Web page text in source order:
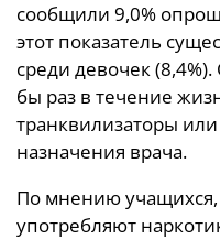
сообщили 9,0%
этот показатель
среди девочек
бы раз в течение
транквилизаторы
назначения врача.
По мнению учащихся,
употребляют